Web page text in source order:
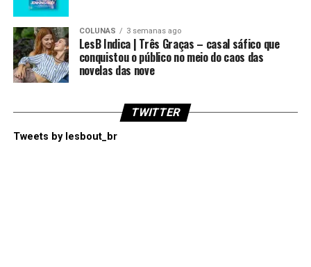
COLUNAS 3 semanas ago
LesB Indica | Três Graças – casal sáfico que
conquistou o público no meio do caos das
novelas das nove
TWITTER
Tweets by lesbout_br